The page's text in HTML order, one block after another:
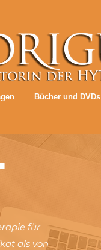
Bücher und DVDs
für
als von